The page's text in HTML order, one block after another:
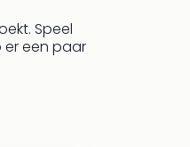
Speel
er een paar